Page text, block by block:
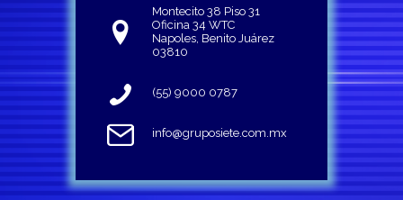
Montecito 38 Piso 31
Oficina 34 WTC
Napoles, Benito Juárez
03810
(55) 9000 0787
info@gruposiete.com.mx